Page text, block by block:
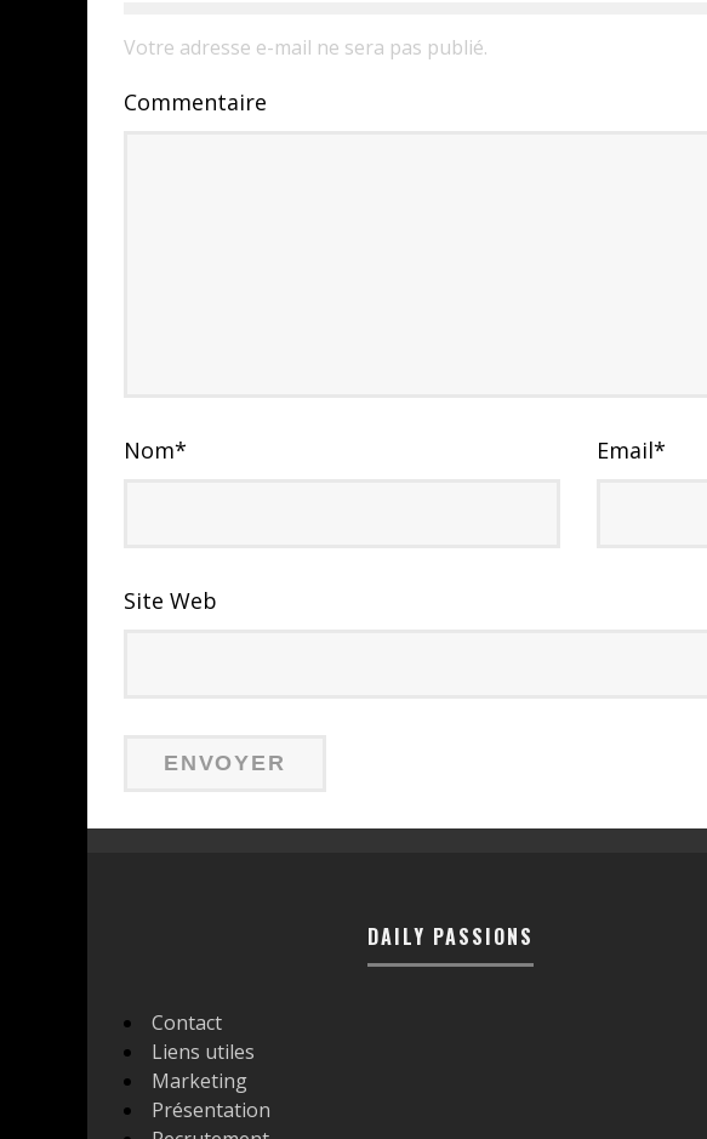
Votre adresse e-mail ne sera pas publié.
Commentaire
Nom* Email*
Site Web
DAILY PASSIONS
Contact
Liens utiles
Marketing
Présentation